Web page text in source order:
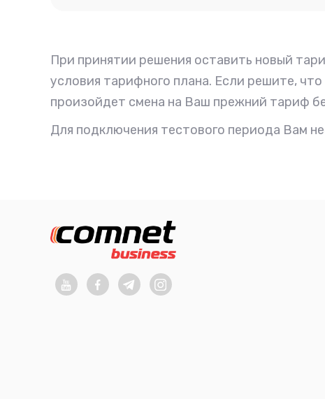
При принятии решения оставить новый
условия тарифного плана. Если решите,
произойдет смена на Ваш прежний тариф
Для подключения тестового периода Вам